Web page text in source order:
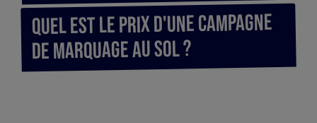
Quel est le prix d'une campagne
de marquage au sol ?